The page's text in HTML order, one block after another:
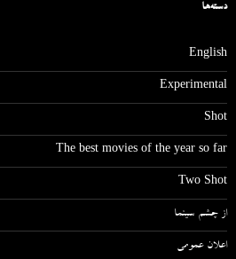
دسته‌ها
English
Experimental
Shot
The best movies of the year so far
Two Shot
از چشم سینما
اعلان عمومی